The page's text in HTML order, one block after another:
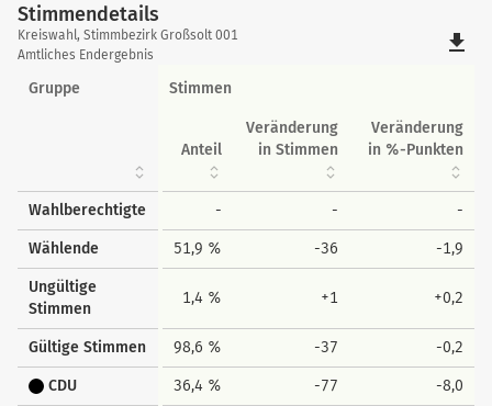
Stimmendetails
Stimmendetails
Kreiswahl, Stimmbezirk Großsolt 001
Amtliches Endergebnis
file_download
Gruppe Stimmen
Anteil
Veränderung
in Stimmen
Veränderung
in %-Punkten
Wahlberechtigte - - -
Wählende 51,9 % -36 -1,9
Ungültige
Stimmen
1,4 % +1 +0,2
Gültige Stimmen 98,6 % -37 -0,2
CDU 36,4 % -77 -8,0